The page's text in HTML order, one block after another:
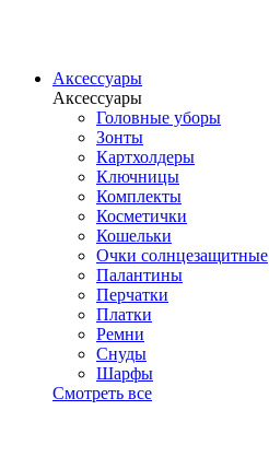
Аксессуары
Аксессуары
Головные уборы
Зонты
Картхолдеры
Ключницы
Комплекты
Косметички
Кошельки
Очки солнцезащитные
Палантины
Перчатки
Платки
Ремни
Снуды
Шарфы
Смотреть все